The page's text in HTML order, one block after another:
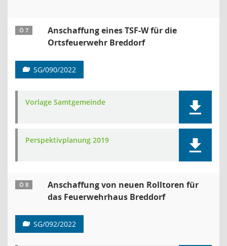
Ö 7
Anschaffung eines TSF-W für die
Ortsfeuerwehr Breddorf
SG/090/2022
Vorlage Samtgemeinde
Perspektivplanung 2019
Ö 8
Anschaffung von neuen Rolltoren für
das Feuerwehrhaus Breddorf
SG/092/2022